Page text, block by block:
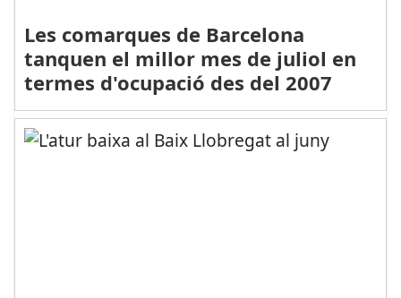
Les comarques de Barcelona
tanquen el millor mes de juliol en
termes d'ocupació des del 2007